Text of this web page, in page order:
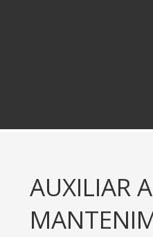
AUXILIAR